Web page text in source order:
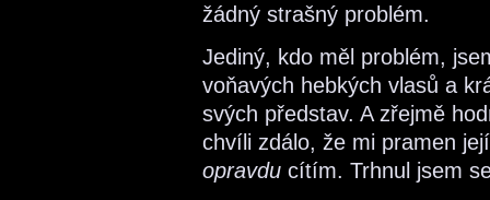
žádný strašný problém.
Jediný, kdo měl problém,
voňavých hebkých vlasů a
svých představ. A zřejmě
chvíli zdálo, že mi pramen
opravdu cítím. Trhnul jsem